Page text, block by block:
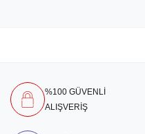
%100 GÜVENLİ
ALIŞVERİŞ